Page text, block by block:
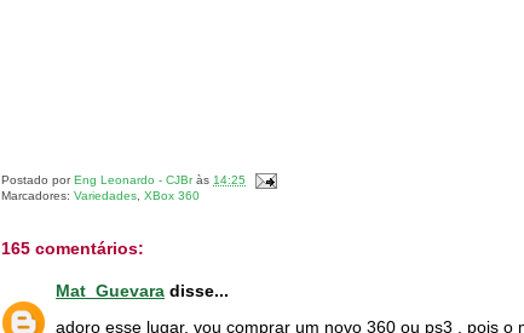
Postado porEng Leonardo - CJBràs14:25
Marcadores:Variedades ,XBox 360
165 comentários:
Mat_Guevara disse...
adoro esse lugar, vou comprar um novo 360 ou ps3 . pois